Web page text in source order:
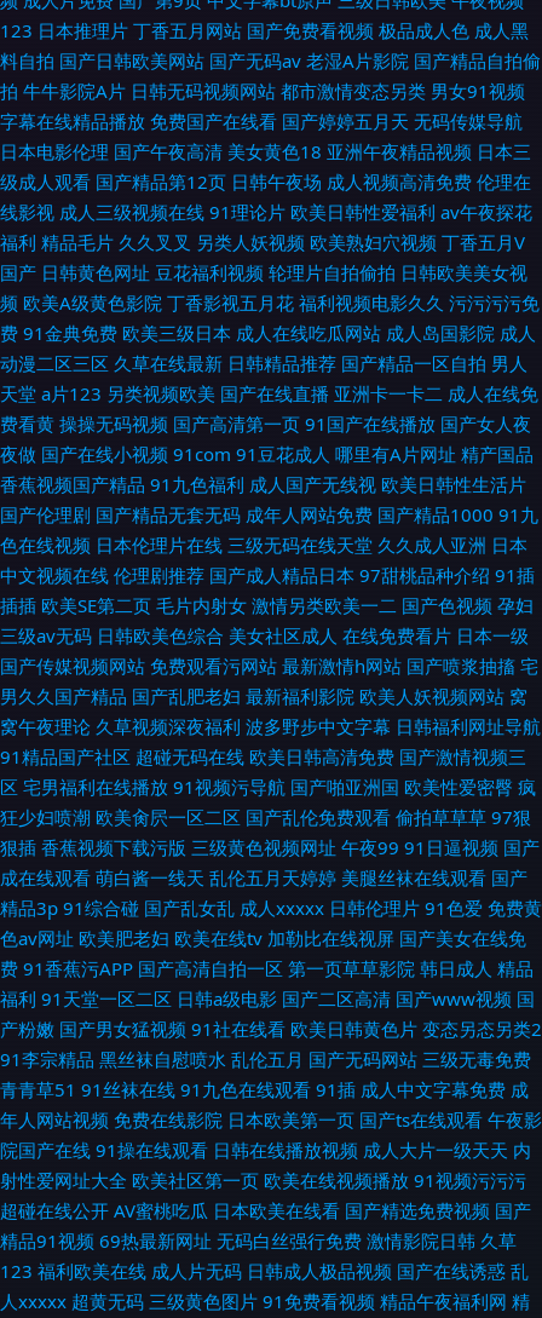
123 日本推理片 丁香五月网站 国产免费看视频 极品成人色 成人黑
料自拍 国产日韩欧美网站 国产无码av 老湿A片影院 国产精品自拍偷
拍 牛牛影院A片 日韩无码视频网站 都市激情变态另类 男女91视频
字幕在线精品播放 免费国产在线看 国产婷婷五月天 无码传媒导航
日本电影伦理 国产午夜高清 美女黄色18 亚洲午夜精品视频 日本三
级成人观看 国产精品第12页 日韩午夜场 成人视频高清免费 伦理在
线影视 成人三级视频在线 91理论片 欧美日韩性爱福利 av午夜探花
福利 精品毛片 久久叉叉 另类人妖视频 欧美熟妇穴视频 丁香五月V
国产 日韩黄色网址 豆花福利视频 轮理片自拍偷拍 日韩欧美美女视
频 欧美A级黄色影院 丁香影视五月花 福利视频电影久久 污污污污免
费 91金典免费 欧美三级日本 成人在线吃瓜网站 成人岛国影院 成人
动漫二区三区 久草在线最新 日韩精品推荐 国产精品一区自拍 男人
天堂 a片123 另类视频欧美 国产在线直播 亚洲卡一卡二 成人在线免
费看黄 操操无码视频 国产高清第一页 91国产在线播放 国产女人夜
夜做 国产在线小视频 91com 91豆花成人 哪里有A片网址 精产国品
香蕉视频国产精品 91九色福利 成人国产无线视 欧美日韩性生活片
国产伦理剧 国产精品无套无码 成年人网站免费 国产精品1000 91九
色在线视频 日本伦理片在线 三级无码在线天堂 久久成人亚洲 日本
中文视频在线 伦理剧推荐 国产成人精品日本 97甜桃品种介绍 91插
插插 欧美SE第二页 毛片内射女 激情另类欧美一二 国产色视频 孕妇
三级av无码 日韩欧美色综合 美女社区成人 在线免费看片 日本一级
国产传媒视频网站 免费观看污网站 最新激情h网站 国产喷浆抽搐 宅
男久久国产精品 国产乱肥老妇 最新福利影院 欧美人妖视频网站 窝
窝午夜理论 久草视频深夜福利 波多野步中文字幕 日韩福利网址导航
91精品国产社区 超碰无码在线 欧美日韩高清免费 国产激情视频三
区 宅男福利在线播放 91视频污导航 国产啪亚洲国 欧美性爱密臀 疯
狂少妇喷潮 欧美肏屄一区二区 国产乱伦免费观看 偷拍草草草 97狠
狠插 香蕉视频下载污版 三级黄色视频网址 午夜99 91日逼视频 国产
成在线观看 萌白酱一线天 乱伦五月天婷婷 美腿丝袜在线观看 国产
精品3p 91综合碰 国产乱女乱 成人xxxxx 日韩伦理片 91色爱 免费黄
色av网址 欧美肥老妇 欧美在线tv 加勒比在线视屏 国产美女在线免
费 91香蕉污APP 国产高清自拍一区 第一页草草影院 韩日成人 精品
福利 91天堂一区二区 日韩a级电影 国产二区高清 国产www视频 国
产粉嫩 国产男女猛视频 91社在线看 欧美日韩黄色片 变态另态另类2
91李宗精品 黑丝袜自慰喷水 乱伦五月 国产无码网站 三级无毒免费
青青草51 91丝袜在线 91九色在线观看 91插 成人中文字幕免费 成
年人网站视频 免费在线影院 日本欧美第一页 国产ts在线观看 午夜影
院国产在线 91操在线观看 日韩在线播放视频 成人大片一级天天 内
射性爱网址大全 欧美社区第一页 欧美在线视频播放 91视频污污污
超碰在线公开 AV蜜桃吃瓜 日本欧美在线看 国产精选免费视频 国产
精品91视频 69热最新网址 无码白丝强行免费 激情影院日韩 久草
123 福利欧美在线 成人片无码 日韩成人极品视频 国产在线诱惑 乱
人xxxxx 超黄无码 三级黄色图片 91免费看视频 精品午夜福利网 精